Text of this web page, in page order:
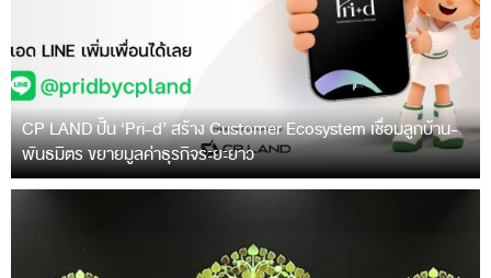
CP LAND ปั้น ‘Pri-d’ สร้าง Customer Ecosystem เชื่อมลูกบ้าน-
พันธมิตร ขยายมูลค่าธุรกิจระยะยาว